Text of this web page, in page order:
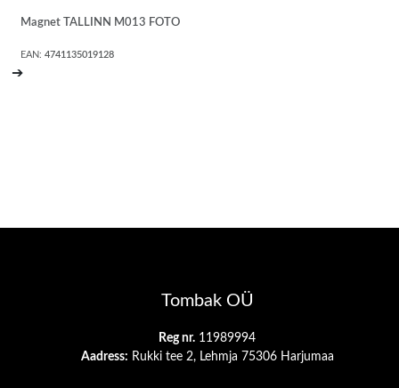
Magnet TALLINN M013 FOTO
EAN:4741135019128
➔
Tombak OÜ
Reg nr. 11989994
Aadress: Rukki tee 2, Lehmja 75306 Harjumaa